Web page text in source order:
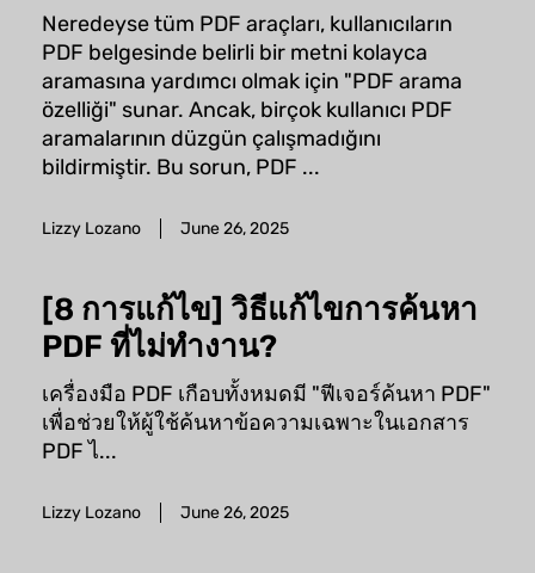
Neredeyse tüm PDF araçları, kullanıcıların
PDF belgesinde belirli bir metni kolayca
aramasına yardımcı olmak için "PDF arama
özelliği" sunar. Ancak, birçok kullanıcı PDF
aramalarının düzgün çalışmadığını
bildirmiştir. Bu sorun, PDF ...
Lizzy Lozano June 26, 2025
[8 การแก้ไข] วิธีแก้ไขการค้นหา
PDF ที่ไม่ทำงาน?
เครื่องมือ PDF เกือบทั้งหมดมี "ฟีเจอร์ค้นหา PDF"
เพื่อช่วยให้ผู้ใช้ค้นหาข้อความเฉพาะในเอกสาร
PDF ไ...
Lizzy Lozano June 26, 2025